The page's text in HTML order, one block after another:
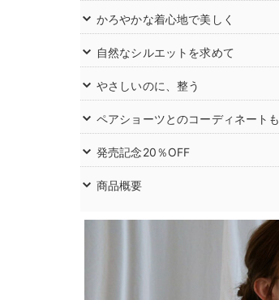
かろやかな着心地で美しく
自然なシルエットを求めて
やさしいのに、整う
ペアショーツとのコーディネートも
発売記念20％OFF
商品概要